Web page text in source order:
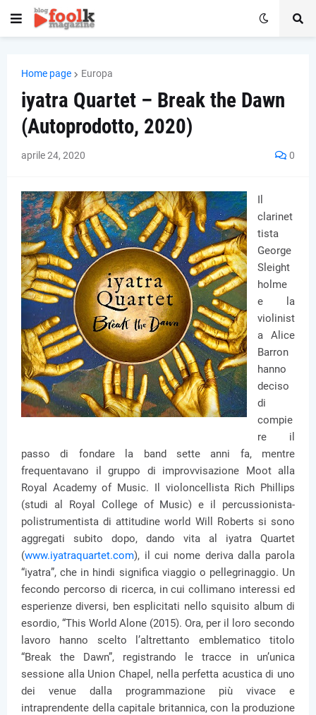
Home page Europa
iyatra Quartet – Break the Dawn
(Autoprodotto, 2020)
aprile 24, 2020 0
Il
clarinet
tista
George
Sleight
holme
e la
violinist
a Alice
Barron
hanno
deciso
di
compie
re il
passo di fondare la band sette anni fa, mentre
frequentavano il gruppo di improvvisazione Moot alla
Royal Academy of Music. Il violoncellista Rich Phillips
(studi al Royal College of Music) e il percussionista-
polistrumentista di attitudine world Will Roberts si sono
aggregati subito dopo, dando vita al iyatra Quartet
(www.iyatraquartet.com), il cui nome deriva dalla parola
“iyatra”, che in hindi significa viaggio o pellegrinaggio. Un
fecondo percorso di ricerca, in cui collimano interessi ed
esperienze diversi, ben esplicitati nello squisito album di
esordio, “This World Alone (2015). Ora, per il loro secondo
lavoro hanno scelto l’altrettanto emblematico titolo
“Break the Dawn”, registrando le tracce in un’unica
sessione alla Union Chapel, nella perfetta acustica di uno
dei venue dalla programmazione più vivace e
intraprendente della capitale britannica, con la produzione